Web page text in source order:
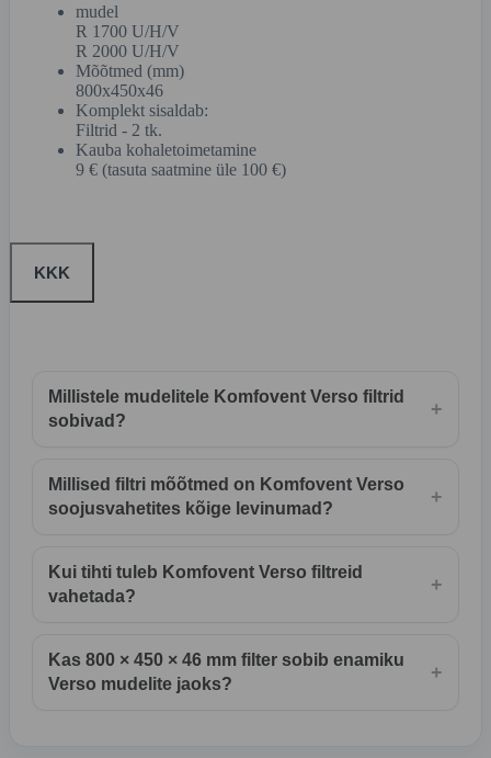
mudel
R 1700 U/H/V
R 2000 U/H/V
Mõõtmed (mm)
800x450x46
Komplekt sisaldab:
Filtrid - 2 tk.
Kauba kohaletoimetamine
9 € (tasuta saatmine üle 100 €)
KKK
Millistele mudelitele Komfovent Verso filtrid
sobivad?
+
Millised filtri mõõtmed on Komfovent Verso
soojusvahetites kõige levinumad?
+
Kui tihti tuleb Komfovent Verso filtreid
vahetada?
+
Kas 800 × 450 × 46 mm filter sobib enamiku
Verso mudelite jaoks?
+